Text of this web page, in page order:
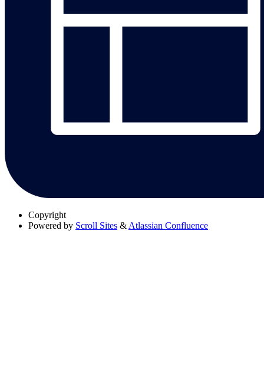
Copyright
Powered by Scroll Sites & Atlassian Confluence